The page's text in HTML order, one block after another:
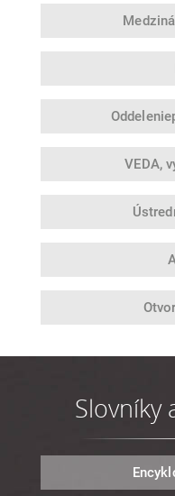
Oddelenie
VEDA,
Slovníky